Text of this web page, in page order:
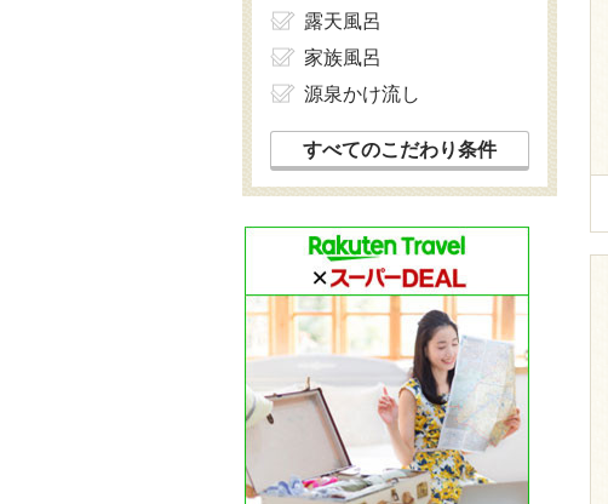
露天風呂
家族風呂
源泉かけ流し
すべてのこだわり条件